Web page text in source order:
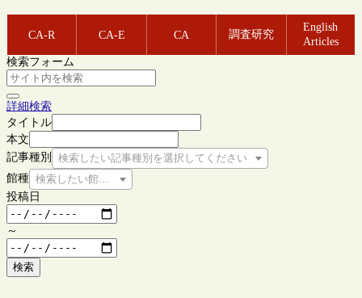
CA-R CA-E CA 調査研究
English
Articles
検索フォーム
詳細検索
タイトル
本文
記事種別
検索したい記事種別を選択してください
館種 検索したい館種を選択してください
投稿日
～
検索